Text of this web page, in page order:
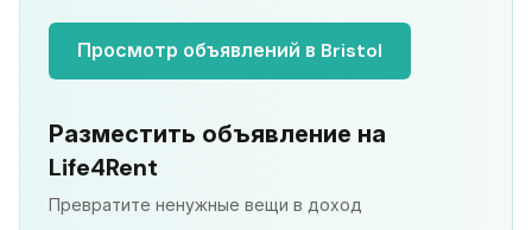
Просмотр объявлений в Bristol
Разместить объявление на
Life4Rent
Превратите ненужные вещи в доход